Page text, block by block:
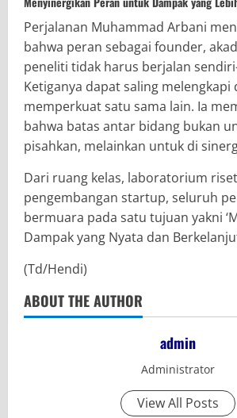
Perjalanan Muhammad Arbani
bahwa peran sebagai founder,
peneliti tidak harus berjalan
Ketiganya dapat saling melengkapi
memperkuat satu sama lain. Ia
bahwa batas antar bidang bukan
pisahkan, melainkan untuk di
Dari ruang kelas, laboratorium
pengembangan startup, seluruh
bermuara pada satu tujuan yakni
Dampak yang Nyata dan
(Td/Hendi)
ABOUT THE AUTHOR
admin
Administrator
View All Posts